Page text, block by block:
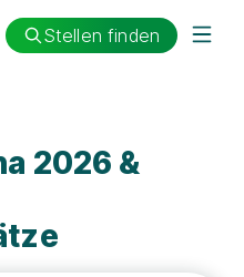
Stellen finden
2026 &